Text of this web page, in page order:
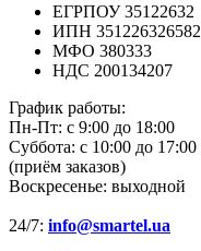
ЕГРПОУ 35122632
ИПН 351226326582
МФО 380333
НДС 200134207
График работы:
Пн-Пт: с 9:00 до 18:00
Суббота: с 10:00 до 17:00
(приём заказов)
Воскресенье: выходной
24/7: info@smartel.ua